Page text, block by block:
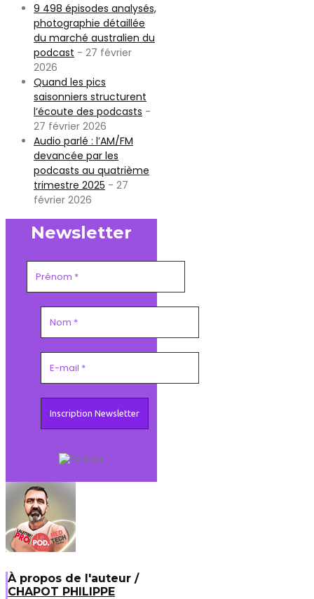
9 498 épisodes analysés,
photographie détaillée
du marché australien du
podcast - 27 février
2026
Quand les pics
saisonniers structurent
l’écoute des podcasts -
27 février 2026
Audio parlé : l’AM/FM
devancée par les
podcasts au quatrième
trimestre 2025 - 27
février 2026
Newsletter
À propos de l'auteur /
CHAPOT PHILIPPE